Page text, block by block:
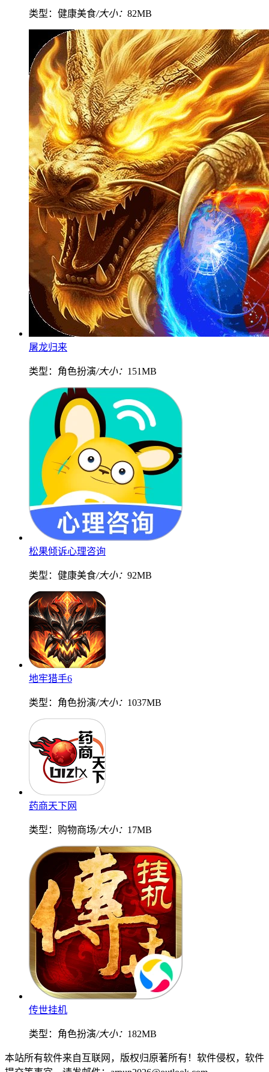
类型：健康美食/大小： 82MB
屠龙归来
类型：角色扮演/大小： 151MB
松果倾诉心理咨询
类型：健康美食/大小： 92MB
地牢猎手6
类型：角色扮演/大小： 1037MB
药商天下网
类型：购物商场/大小： 17MB
传世挂机
类型：角色扮演/大小： 182MB
本站所有软件来自互联网，版权归原著所有！软件侵权，软件